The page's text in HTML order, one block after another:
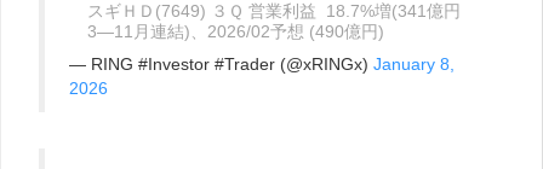
スギＨＤ(7649) ３Ｑ 営業利益 18.7%増(341億円
3―11月連結)、2026/02予想 (490億円)
— RING #Investor #Trader (@xRINGx) January 8,
2026